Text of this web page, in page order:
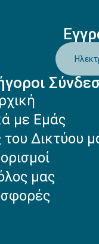
με Εμάς
Δικτύου
μας